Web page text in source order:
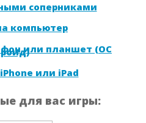
соперниками
компьютер
или планшет (ОС
или iPad
для вас игры: